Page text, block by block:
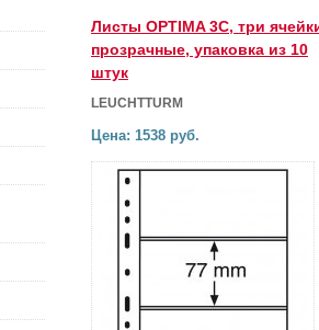
Листы OPTIMA 3С, три
прозрачные, упаковка из 10
штук
LEUCHTTURM
Цена: 1538 руб.